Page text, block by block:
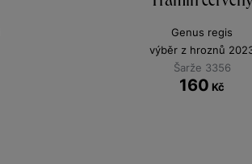
Genus regis
výběr z hroznů
Šarže 3356
160 Kč